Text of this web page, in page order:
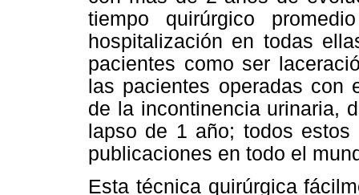
tiempo quirúrgico
hospitalización en todas
pacientes como ser
las pacientes operadas con
de la incontinencia urinaria,
lapso de 1 año; todos
publicaciones en todo el
Esta técnica quirúrgica